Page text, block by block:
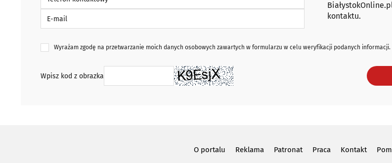
kontaktu.
Wyrażam zgodę na przetwarzanie moich danych osobowych zawartych w formularzu w celu weryfikacji podanych informacji.
Wpisz kod z obrazka
O portalu Reklama Patronat Praca Kontakt